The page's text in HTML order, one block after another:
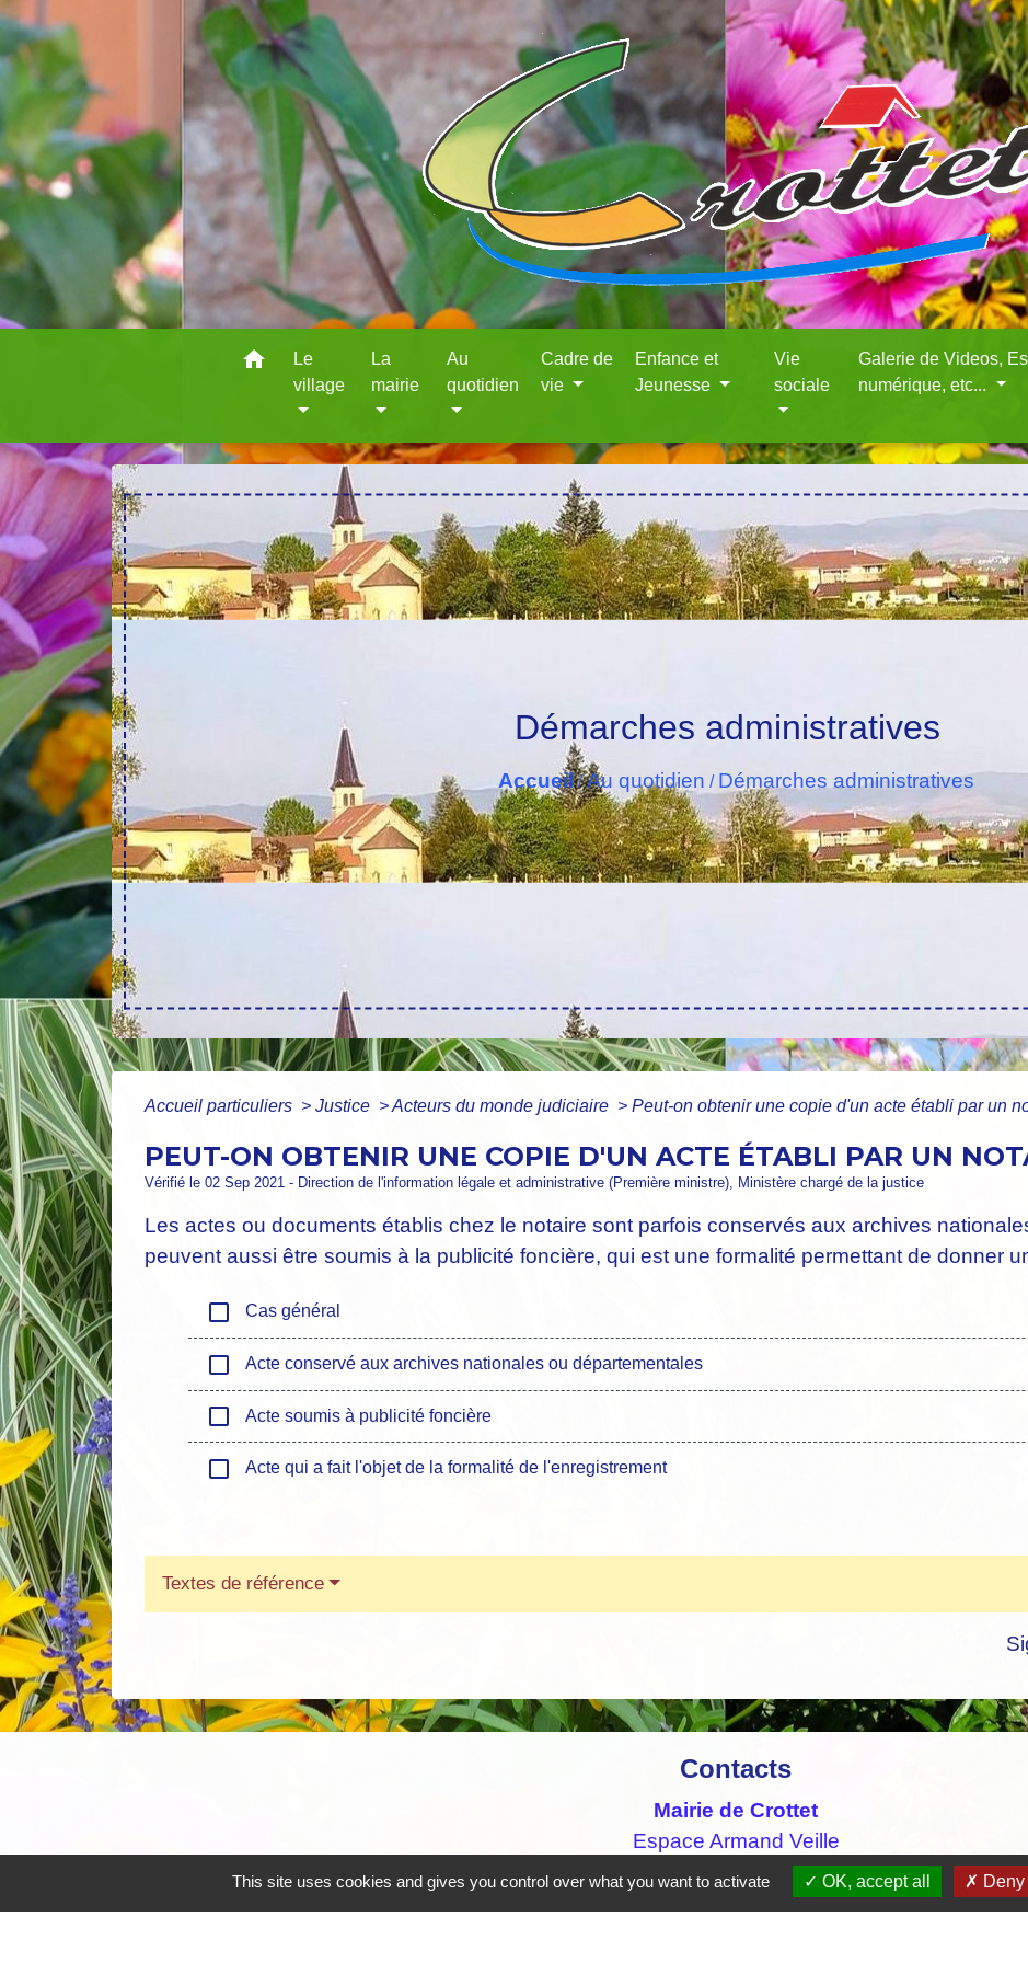
home
Le
village
La
mairie
Au
quotidien
Cadre de
vie
Enfance et
Jeunesse
Vie
sociale
Galerie de Videos,
numérique, etc...
Démarches administratives
Accueil/Au quotidien / Démarches administratives
Accueil particuliers > Justice >Acteurs du monde judiciaire > Peut-on obtenir une copie d'un acte établi par un
PEUT-ON OBTENIR UNE COPIE D'UN ACTE ÉTABLI PAR UN
Vérifié le 02 Sep 2021 - Direction de l'information légale et administrative (Première ministre), Ministère chargé de la justice
Les actes ou documents établis chez le notaire sont parfois conservés aux archives
peuvent aussi être soumis à la publicité foncière, qui est une formalité permettant de donner
check_box_outline_blank Cas général
check_box_outline_blank Acte conservé aux archives nationales ou départementales
check_box_outline_blank Acte soumis à publicité foncière
check_box_outline_blank Acte qui a fait l'objet de la formalité de l'enregistrement
Textes de référence
Contacts
Mairie de Crottet
Espace Armand Veille
01290 Crottet - FRANCE
+33 3 85 31 54 87
This site uses cookies and gives you control over what you want to activate OK, accept all